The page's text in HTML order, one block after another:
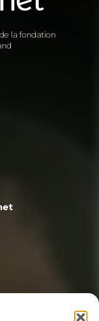
la fondation